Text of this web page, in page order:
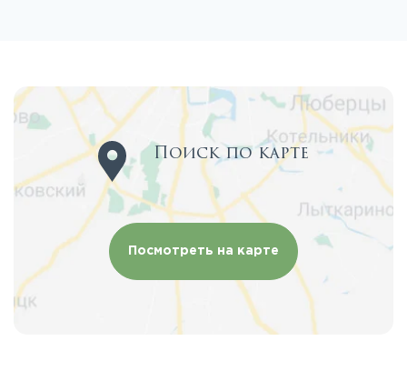
Поиск по карте
Посмотреть на карте